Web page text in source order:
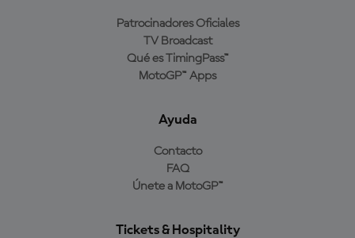
Patrocinadores Oficiales
TV Broadcast
Qué es TimingPass™
MotoGP™ Apps
Ayuda
Contacto
FAQ
Únete a MotoGP™
Tickets & Hospitality